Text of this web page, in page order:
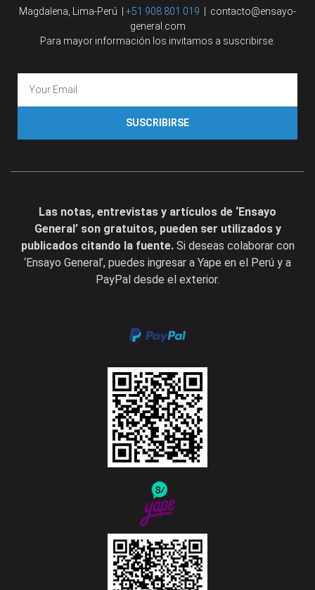
Magdalena, Lima-Perú | +51 908 801 019
| contacto@ensayo-
general.com
Para mayor información los invitamos a suscribirse.
SUSCRIBIRSE
Las notas, entrevistas y artículos de ‘Ensayo
General’ son gratuitos, pueden ser utilizados y
publicados citando la fuente. Si deseas colaborar con
‘Ensayo General’, puedes ingresar a Yape en el Perú y a
PayPal desde el exterior.